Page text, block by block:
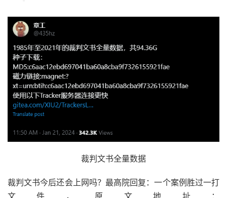
裁判文书全量数据
裁判文书今后还会上网吗？最高院回复：一个案例胜过一打
文件，原文地址：